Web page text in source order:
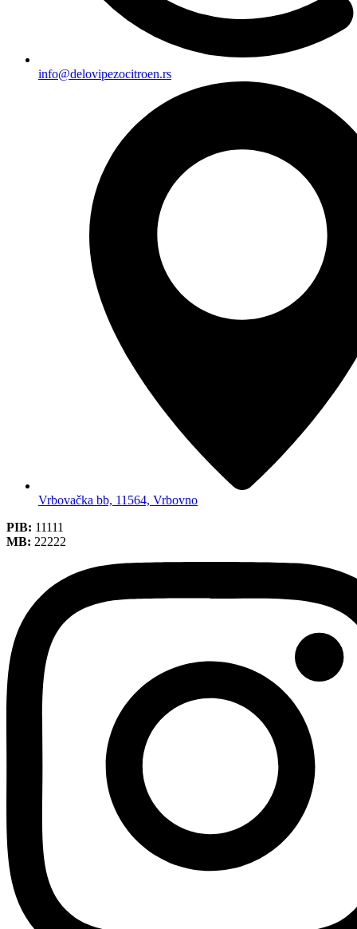
info@delovipezocitroen.rs
Vrbovačka bb, 11564, Vrbovno
PIB: 11111
MB: 22222